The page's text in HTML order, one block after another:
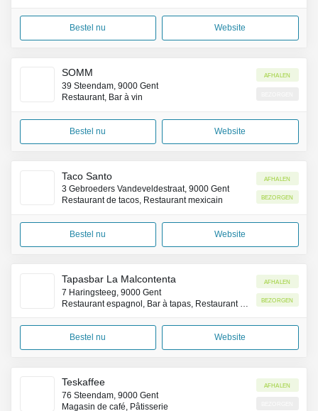
Bestel nu Website
SOMM
39 Steendam, 9000 Gent
Restaurant, Bar à vin
Afhalen
Bestel nu Website
Taco Santo
3 Gebroeders Vandeveldestraat, 9000 Gent
Restaurant de tacos, Restaurant mexicain
Afhalen
Bezorgen
Bestel nu Website
Tapasbar La Malcontenta
7 Haringsteeg, 9000 Gent
Afhalen
Bezorgen
Bestel nu Website
Teskaffee
76 Steendam, 9000 Gent
Magasin de café, Pâtisserie
Afhalen